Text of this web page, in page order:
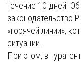
течение 10 дней.
законодательство
«горячей линии»,
ситуации.
При этом, в